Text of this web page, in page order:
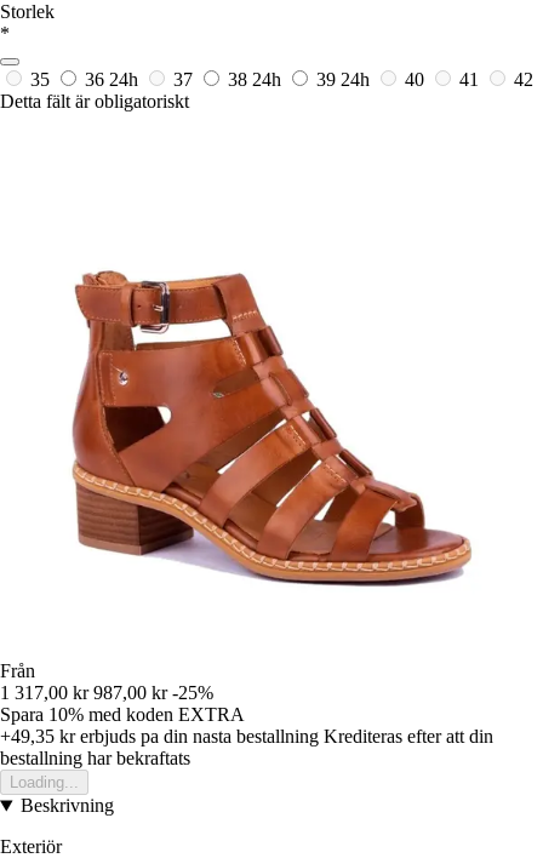
Storlek
*
35 36 24h 37 38 24h 39 24h 40 41
42
Detta fält är obligatoriskt
Från
1 317,00 kr 987,00 kr -25%
Spara 10% med koden EXTRA
+49,35 krerbjuds pa din nasta bestallning Krediteras efter att din
bestallning har bekraftats
Loading...
Beskrivning
Exteriör